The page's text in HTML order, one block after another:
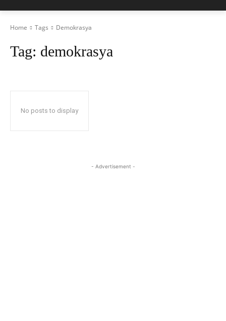
Home Tags Demokrasya
Tag: demokrasya
No posts to display
- Advertisement -